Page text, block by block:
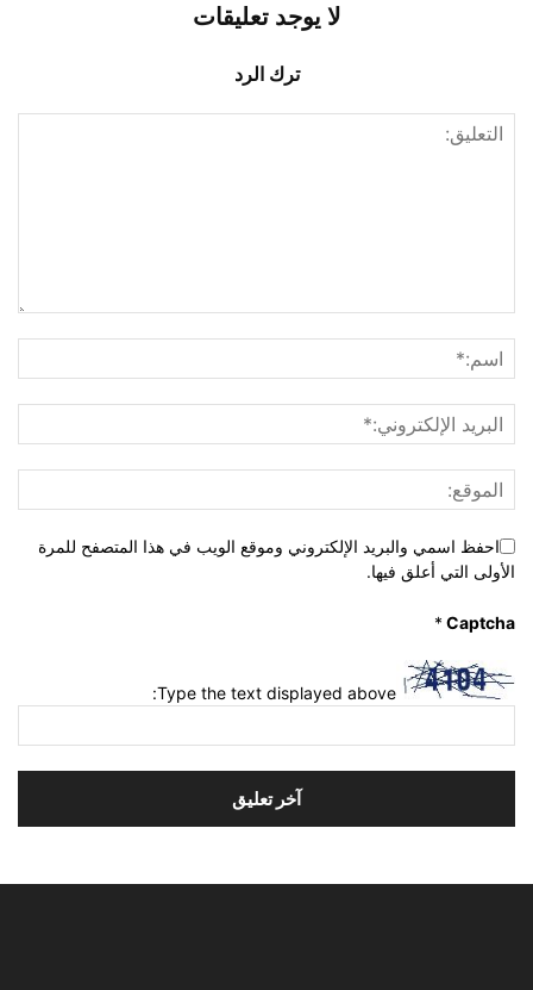
لا يوجد تعليقات
ترك الرد
احفظ اسمي والبريد الإلكتروني وموقع الويب في هذا المتصفح للمرة
الأولى التي أعلق فيها.
Captcha
*
Type the text displayed above: